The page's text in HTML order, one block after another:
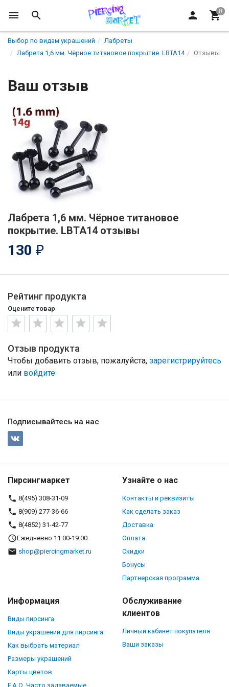
Выбор по видам украшений
Лабреты
Лабрета 1,6 мм. Чёрное титановое покрытие. LBTA14
Отзывы
Ваш отзыв
Лабрета 1,6 мм. Чёрное титановое
покрытие. LBTA14 отзывы
130 ₽
Рейтинг продукта
Оцените товар
Отзыв продукта
Чтобы добавить отзыв, пожалуйста, зарегистрируйтесь
или войдите
Подписывайтесь на нас
Пирсингмаркет
8(495) 308-31-09
8(909) 277-36-66
8(4852) 31-42-77
Ежедневно 11:00-19:00
shop@piercingmarket.ru
Узнайте о нас
Контакты и реквизиты
Как сделать заказ
Доставка
Оплата
Скидки
Бонусы
Партнерская программа
Информация
Виды пирсинга
Виды украшений для пирсинга
Как выбрать материал
Размеры украшений
Карты цветов
F.A.Q. Часто задаваемые
Обслуживание
клиентов
Личный кабинет покупателя
Ваши заказы